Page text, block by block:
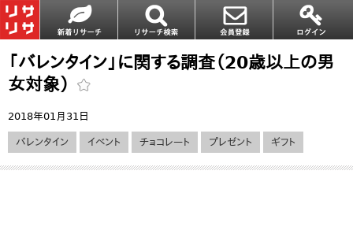
「バレンタイン」に関する調査（20歳以上の男
女対象）
2018年01月31日
バレンタイン イベント チョコレート プレゼント ギフト